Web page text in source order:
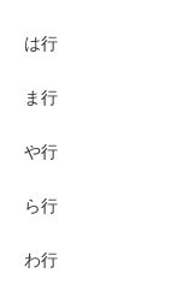
は行
ま行
や行
ら行
わ行